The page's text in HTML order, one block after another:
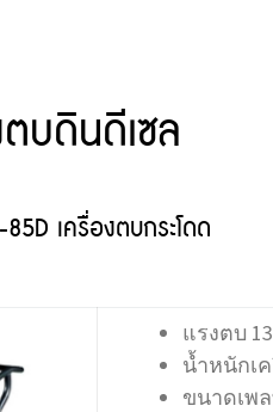
บดินดีเซล
เครื่องตบกระโดด
แรงตบ
น้ำหนักเ
ขนาดเพ